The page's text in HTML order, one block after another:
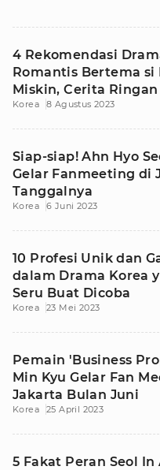
4 Rekomendasi
Romantis Bertema si
Miskin, Cerita
Korea 8 Agustus 2023
Siap-siap! Ahn Hyo
Gelar Fanmeeting di
Tanggalnya
Korea 6 Juni 2023
10 Profesi Unik dan
dalam Drama Korea
Seru Buat Dicoba
Korea 23 Mei 2023
Pemain 'Business
Min Kyu Gelar Fan
Jakarta Bulan Juni
Korea 25 April 2023
5 Fakat Peran Seol